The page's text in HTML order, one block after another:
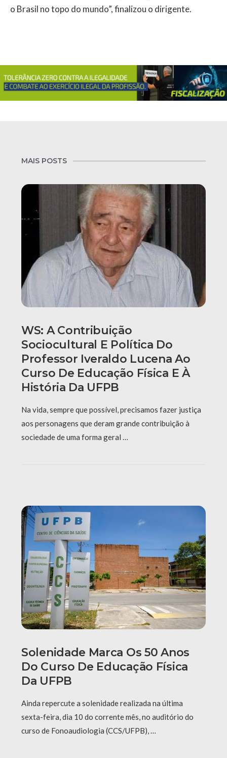
o Brasil no topo do mundo”, finalizou o dirigente.
MAIS POSTS
WS: A Contribuição
Sociocultural E Política Do
Professor Iveraldo Lucena Ao
Curso De Educação Física E À
História Da UFPB
Na vida, sempre que possível, precisamos fazer justiça
aos personagens que deram grande contribuição à
sociedade de uma forma geral …
Solenidade Marca Os 50 Anos
Do Curso De Educação Física
Da UFPB
Ainda repercute a solenidade realizada na última
sexta-feira, dia 10 do corrente mês, no auditório do
curso de Fonoaudiologia (CCS/UFPB), …